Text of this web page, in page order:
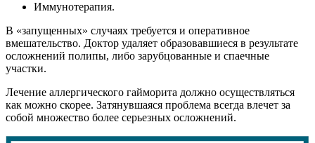
Иммунотерапия.
В «запущенных» случаях требуется и оперативное
вмешательство. Доктор удаляет образовавшиеся в результате
осложнений полипы, либо зарубцованные и спаечные
участки.
Лечение аллергического гайморита должно осуществляться
как можно скорее. Затянувшаяся проблема всегда влечет за
собой множество более серьезных осложнений.